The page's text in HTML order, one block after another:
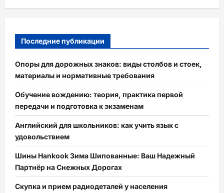
Последние публикации
Опоры для дорожных знаков: виды столбов и стоек,
материалы и нормативные требования
Обучение вождению: теория, практика первой
передачи и подготовка к экзаменам
Английский для школьников: как учить язык с
удовольствием
Шины Hankook Зима Шипованные: Ваш Надежный
Партнёр на Снежных Дорогах
Скупка и прием радиодеталей у населения